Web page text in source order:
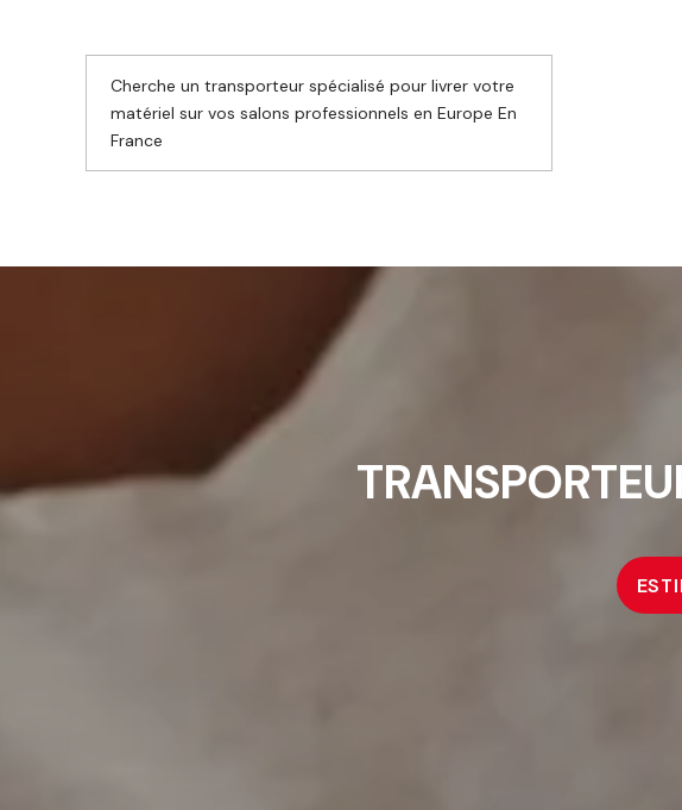
Cherche un transporteur spécialisé pour livrer votre
matériel sur vos salons professionnels en Europe En
France